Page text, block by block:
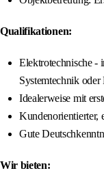
Qualifikationen:
Elektrotechnische -
Systemtechnik
Idealerweise mit
Kundenorientierter,
Gute
Wir bieten: